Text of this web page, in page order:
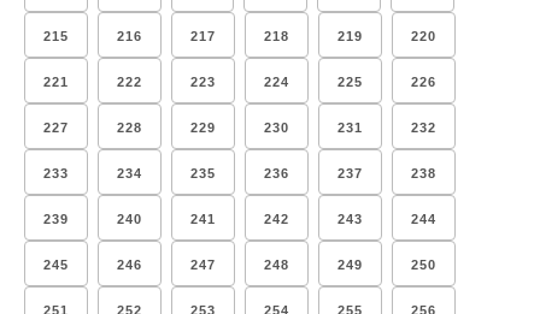
215 216 217 218 219 220
221 222 223 224 225 226
227 228 229 230 231 232
233 234 235 236 237 238
239 240 241 242 243 244
245 246 247 248 249 250
251 252 253 254 255 256